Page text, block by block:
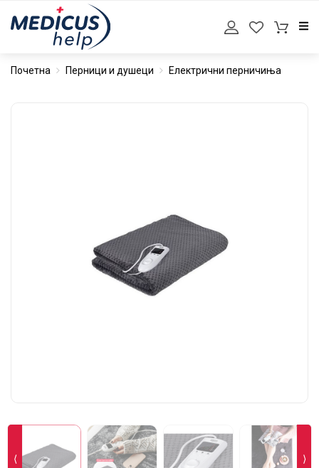
Почетна Перници и душеци Електрични перничиња
⟨ ⟩